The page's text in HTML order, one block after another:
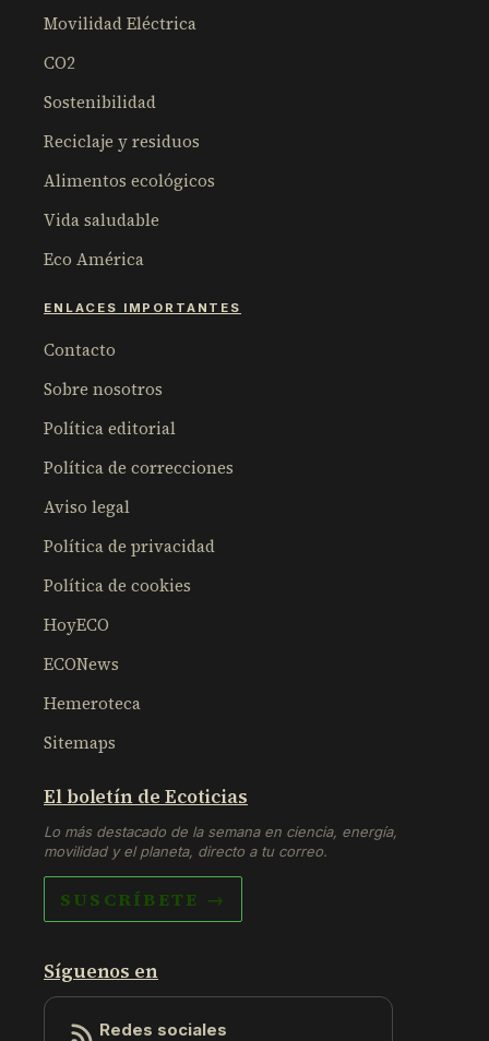
Movilidad Eléctrica
CO2
Sostenibilidad
Reciclaje y residuos
Alimentos ecológicos
Vida saludable
Eco América
ENLACES IMPORTANTES
Contacto
Sobre nosotros
Política editorial
Política de correcciones
Aviso legal
Política de privacidad
Política de cookies
HoyECO
ECONews
Hemeroteca
Sitemaps
El boletín de Ecoticias
Lo más destacado de la semana en ciencia, energía,
movilidad y el planeta, directo a tu correo.
SUSCRÍBETE →
Síguenos en
Redes sociales